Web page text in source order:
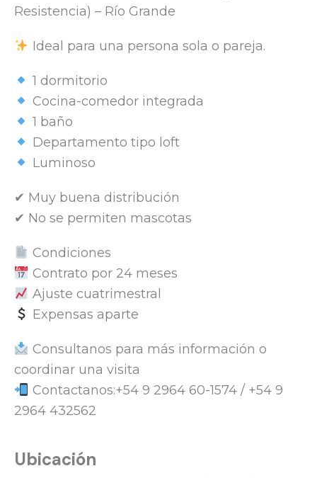
Resistencia) – Río Grande
Ideal para una persona sola o pareja.
1 dormitorio
Cocina-comedor integrada
1 baño
Departamento tipo loft
Luminoso
✔ Muy buena distribución
✔ No se permiten mascotas
Condiciones
Contrato por 24 meses
Ajuste cuatrimestral
Expensas aparte
Consultanos para más información o
coordinar una visita
Contactanos:+54 9 2964 60-1574 / +54 9
2964 432562
Ubicación